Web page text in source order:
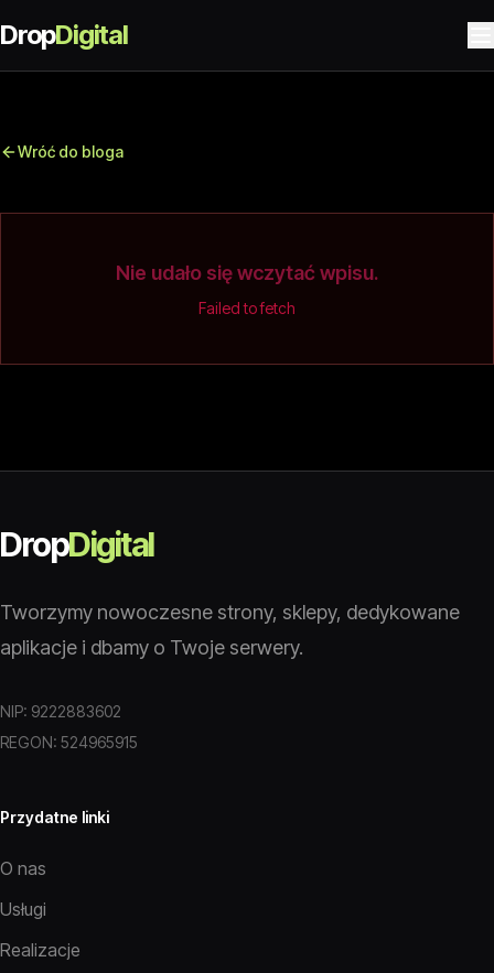
DropDigital
Wróć do bloga
Nie udało się wczytać wpisu.
Failed to fetch
DropDigital
Tworzymy nowoczesne strony, sklepy, dedykowane
aplikacje i dbamy o Twoje serwery.
NIP: 9222883602
REGON: 524965915
Przydatne linki
O nas
Usługi
Realizacje